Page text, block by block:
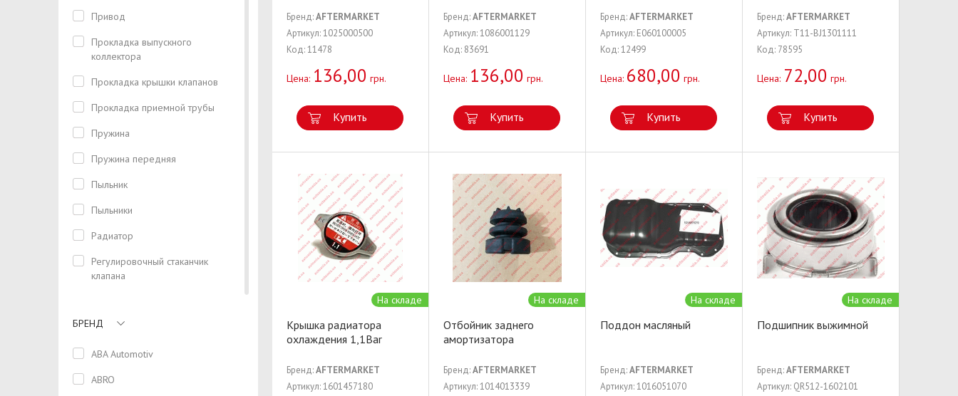
Привод
Прокладка выпускного
коллектора
Прокладка крышки клапанов
Прокладка приемной трубы
Пружина
Пружина передняя
Пыльник
Пыльники
Радиатор
Регулировочный стаканчик
клапана
Ремень
Ролик
Рулевой наконечник
БРЕНД
ABA Automotiv
ABRO
Бренд:AFTERMARKET
Артикул: 1025000500
Код: 11478
Цена: 136,00 грн.
Купить
Бренд:AFTERMARKET
Артикул: 1086001129
Код: 83691
Цена: 136,00 грн.
Купить
Бренд:AFTERMARKET
Артикул: E060100005
Код: 12499
Цена: 680,00 грн.
Купить
Бренд:AFTERMARKET
Артикул: T11-BJ1301111
Код: 78595
Цена: 72,00 грн.
Купить
На складе
Крышка радиатора
охлаждения 1,1Bar
Бренд:AFTERMARKET
Артикул: 1601457180
На складе
Отбойник заднего
амортизатора
Бренд:AFTERMARKET
Артикул: 1014013339
На складе
Поддон масляный
Бренд:AFTERMARKET
Артикул: 1016051070
На складе
Подшипник выжимной
Бренд:AFTERMARKET
Артикул: QR512-1602101